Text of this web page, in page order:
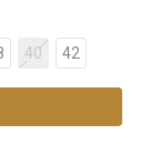
40 42